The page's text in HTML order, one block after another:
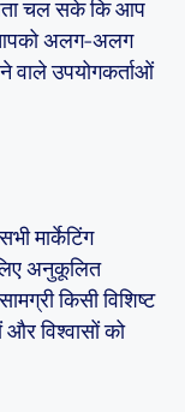
चल सके कि आप
आपको अलग-अलग
उपयोगकर्ताओं
मार्केटिंग
अनुकूलित
किसी विशिष्ट
विश्वासों को